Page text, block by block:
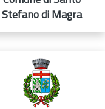
Stefano di Magra